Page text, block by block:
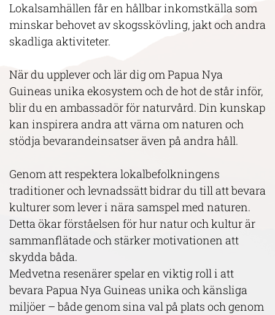
Lokalsamhällen får en hållbar inkomstkälla som
minskar behovet av skogsskövling, jakt och andra
skadliga aktiviteter.
När du upplever och lär dig om Papua Nya
Guineas unika ekosystem och de hot de står inför,
blir du en ambassadör för naturvård. Din kunskap
kan inspirera andra att värna om naturen och
stödja bevarandeinsatser även på andra håll.
Genom att respektera lokalbefolkningens
traditioner och levnadssätt bidrar du till att bevara
kulturer som lever i nära samspel med naturen.
Detta ökar förståelsen för hur natur och kultur är
sammanflätade och stärker motivationen att
skydda båda.
Medvetna resenärer spelar en viktig roll i att
bevara Papua Nya Guineas unika och känsliga
miljöer – både genom sina val på plats och genom